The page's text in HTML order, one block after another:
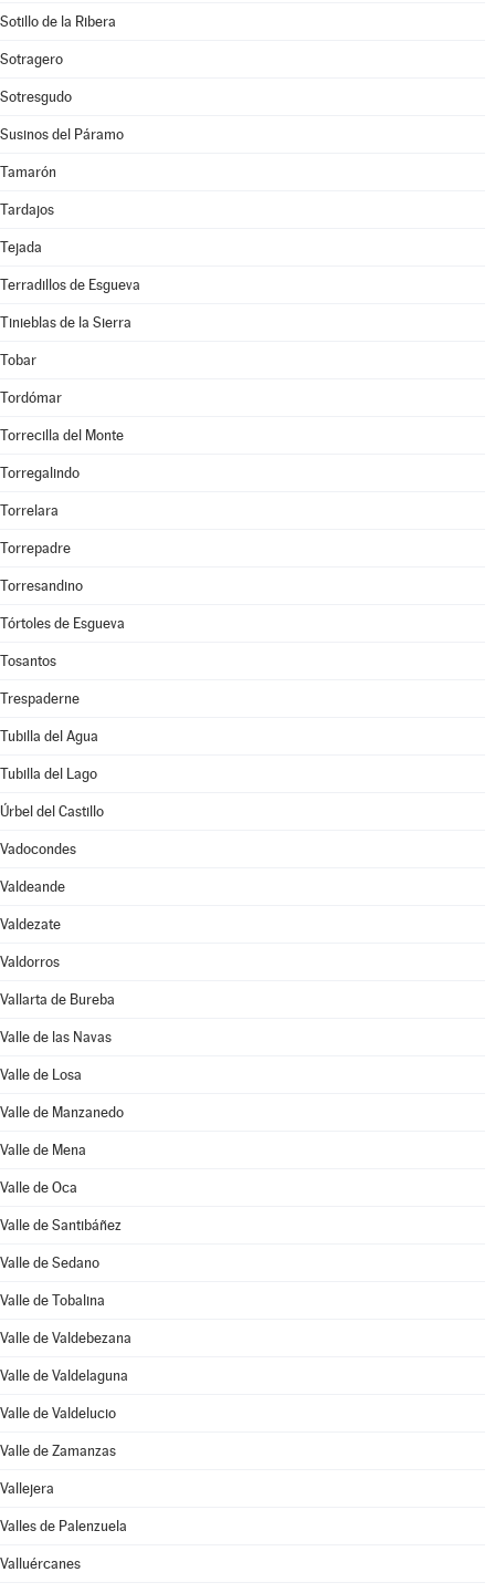
Sotillo de la Ribera
Sotragero
Sotresgudo
Susinos del Páramo
Tamarón
Tardajos
Tejada
Terradillos de Esgueva
Tinieblas de la Sierra
Tobar
Tordómar
Torrecilla del Monte
Torregalindo
Torrelara
Torrepadre
Torresandino
Tórtoles de Esgueva
Tosantos
Trespaderne
Tubilla del Agua
Tubilla del Lago
Úrbel del Castillo
Vadocondes
Valdeande
Valdezate
Valdorros
Vallarta de Bureba
Valle de las Navas
Valle de Losa
Valle de Manzanedo
Valle de Mena
Valle de Oca
Valle de Santibáñez
Valle de Sedano
Valle de Tobalina
Valle de Valdebezana
Valle de Valdelaguna
Valle de Valdelucio
Valle de Zamanzas
Vallejera
Valles de Palenzuela
Valluércanes